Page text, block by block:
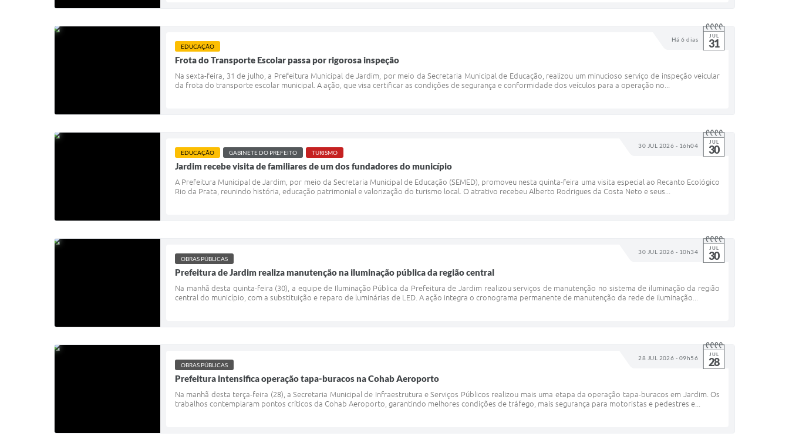
Há 6 dias JUL
31
EDUCAÇÃO
Frota do Transporte Escolar passa por rigorosa inspeção
Na sexta-feira, 31 de julho, a Prefeitura Municipal de Jardim, por meio da Secretaria Municipal de Educação, realizou um minucioso serviço de inspeção veicular
da frota do transporte escolar municipal. A ação, que visa certificar as condições de segurança e conformidade dos veículos para a operação no...
30 JUL 2026 - 16h04 JUL
30
EDUCAÇÃO GABINETE DO PREFEITO TURISMO
Jardim recebe visita de familiares de um dos fundadores do município
A Prefeitura Municipal de Jardim, por meio da Secretaria Municipal de Educação (SEMED), promoveu nesta quinta-feira uma visita especial ao Recanto Ecológico
Rio da Prata, reunindo história, educação patrimonial e valorização do turismo local. O atrativo recebeu Alberto Rodrigues da Costa Neto e seus...
30 JUL 2026 - 10h34 JUL
30
OBRAS PÚBLICAS
Prefeitura de Jardim realiza manutenção na iluminação pública da região central
Na manhã desta quinta-feira (30), a equipe de Iluminação Pública da Prefeitura de Jardim realizou serviços de manutenção no sistema de iluminação da região
central do município, com a substituição e reparo de luminárias de LED. A ação integra o cronograma permanente de manutenção da rede de iluminação...
28 JUL 2026 - 09h56 JUL
28
OBRAS PÚBLICAS
Prefeitura intensifica operação tapa-buracos na Cohab Aeroporto
Na manhã desta terça-feira (28), a Secretaria Municipal de Infraestrutura e Serviços Públicos realizou mais uma etapa da operação tapa-buracos em Jardim. Os
trabalhos contemplaram pontos críticos da Cohab Aeroporto, garantindo melhores condições de tráfego, mais segurança para motoristas e pedestres e...